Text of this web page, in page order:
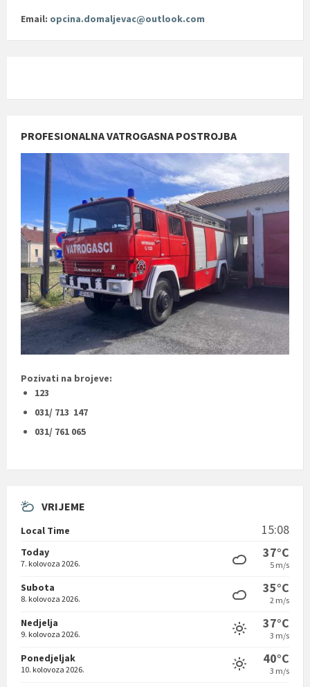
Email: opcina.domaljevac@outlook.com
PROFESIONALNA VATROGASNA POSTROJBA
Pozivati na brojeve:
123
031/ 713 147
031/ 761 065
VRIJEME
Local Time 15:08
Today
7. kolovoza 2026.
37°C
5 m/s
Subota
8. kolovoza 2026.
35°C
2 m/s
Nedjelja
9. kolovoza 2026.
37°C
3 m/s
Ponedjeljak
10. kolovoza 2026.
40°C
3 m/s